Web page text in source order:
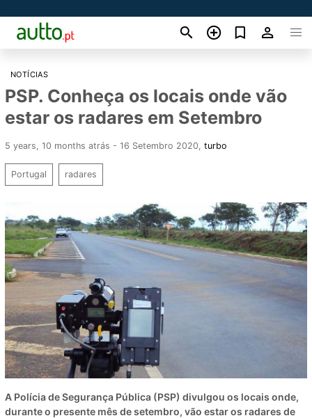
NOTÍCIAS
PSP. Conheça os locais onde vão
estar os radares em Setembro
5 years, 10 months atrás - 16 Setembro 2020 turbo
Portugal radares
A Polícia de Segurança Pública (PSP) divulgou os locais onde,
durante o presente mês de setembro, vão estar os radares de